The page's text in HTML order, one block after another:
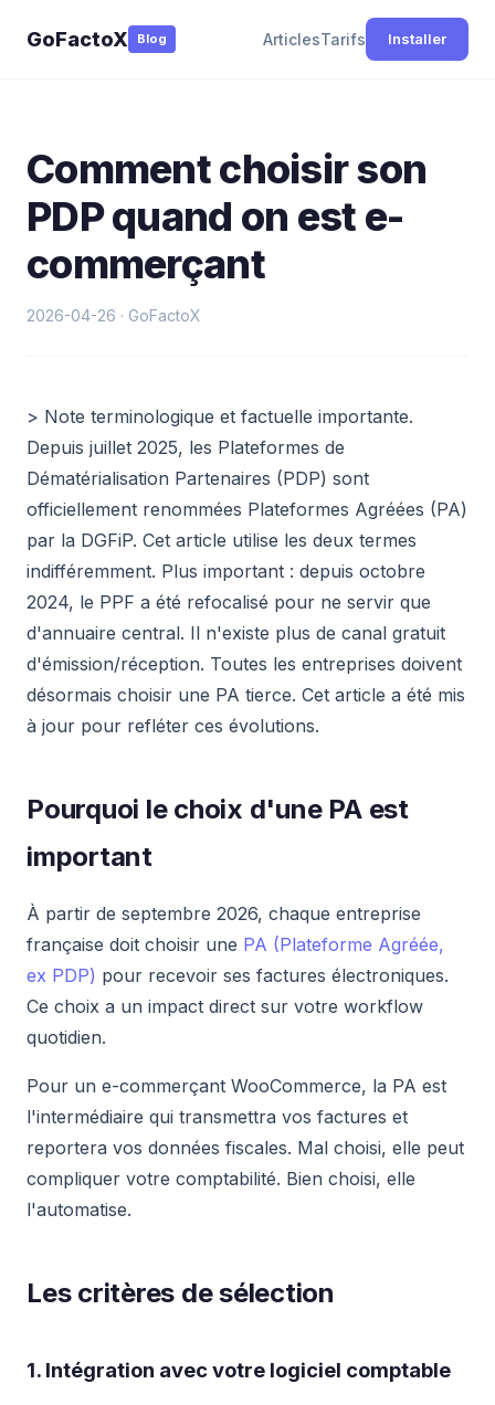
GoFactoX Blog ArticlesTarifs Installer
Comment choisir son
PDP quand on est e-
commerçant
2026-04-26 · GoFactoX
> Note terminologique et factuelle importante.
Depuis juillet 2025, les Plateformes de
Dématérialisation Partenaires (PDP) sont
officiellement renommées Plateformes Agréées (PA)
par la DGFiP. Cet article utilise les deux termes
indifféremment. Plus important : depuis octobre
2024, le PPF a été refocalisé pour ne servir que
d'annuaire central. Il n'existe plus de canal gratuit
d'émission/réception. Toutes les entreprises doivent
désormais choisir une PA tierce. Cet article a été mis
à jour pour refléter ces évolutions.
Pourquoi le choix d'une PA est
important
À partir de septembre 2026, chaque entreprise
française doit choisir une PA (Plateforme Agréée,
ex PDP) pour recevoir ses factures électroniques.
Ce choix a un impact direct sur votre workflow
quotidien.
Pour un e-commerçant WooCommerce, la PA est
l'intermédiaire qui transmettra vos factures et
reportera vos données fiscales. Mal choisi, elle peut
compliquer votre comptabilité. Bien choisi, elle
l'automatise.
Les critères de sélection
1. Intégration avec votre logiciel comptable